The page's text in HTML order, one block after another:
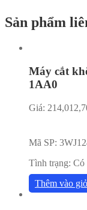
Sản phẩm
Máy cắt
1AA0
Giá:
Mã SP:
Tình trạng: Có
Thêm vào